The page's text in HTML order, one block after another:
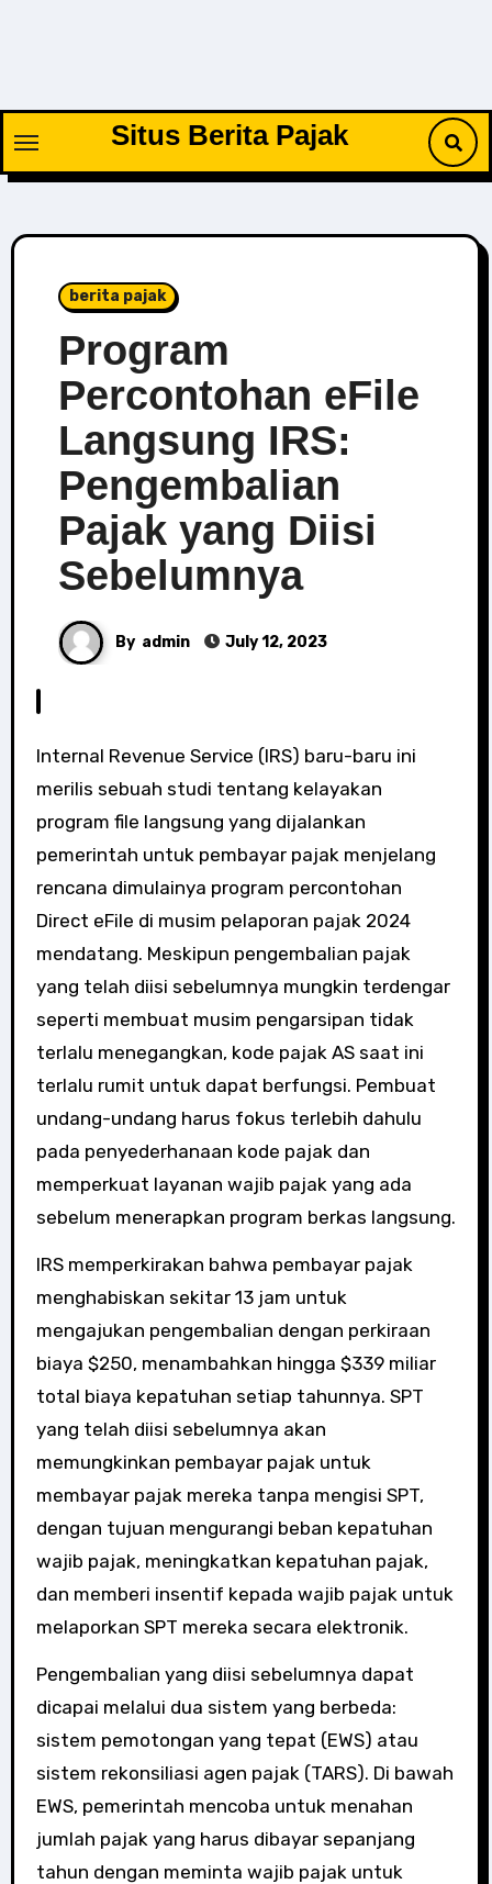
Situs Berita Pajak
berita pajak
Program
Percontohan eFile
Langsung IRS:
Pengembalian
Pajak yang Diisi
Sebelumnya
By admin July 12, 2023
Internal Revenue Service (IRS) baru-baru ini
merilis sebuah studi tentang kelayakan
program file langsung yang dijalankan
pemerintah untuk pembayar pajak menjelang
rencana dimulainya program percontohan
Direct eFile di musim pelaporan pajak 2024
mendatang. Meskipun pengembalian pajak
yang telah diisi sebelumnya mungkin terdengar
seperti membuat musim pengarsipan tidak
terlalu menegangkan, kode pajak AS saat ini
terlalu rumit untuk dapat berfungsi. Pembuat
undang-undang harus fokus terlebih dahulu
pada penyederhanaan kode pajak dan
memperkuat layanan wajib pajak yang ada
sebelum menerapkan program berkas langsung.
IRS memperkirakan bahwa pembayar pajak
menghabiskan sekitar 13 jam untuk
mengajukan pengembalian dengan perkiraan
biaya $250, menambahkan hingga $339 miliar
total biaya kepatuhan setiap tahunnya. SPT
yang telah diisi sebelumnya akan
memungkinkan pembayar pajak untuk
membayar pajak mereka tanpa mengisi SPT,
dengan tujuan mengurangi beban kepatuhan
wajib pajak, meningkatkan kepatuhan pajak,
dan memberi insentif kepada wajib pajak untuk
melaporkan SPT mereka secara elektronik.
Pengembalian yang diisi sebelumnya dapat
dicapai melalui dua sistem yang berbeda:
sistem pemotongan yang tepat (EWS) atau
sistem rekonsiliasi agen pajak (TARS). Di bawah
EWS, pemerintah mencoba untuk menahan
jumlah pajak yang harus dibayar sepanjang
tahun dengan meminta wajib pajak untuk